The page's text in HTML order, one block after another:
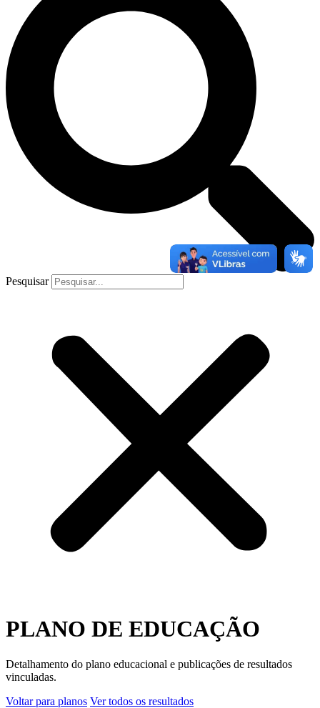
Pesquisar
PLANO DE EDUCAÇÃO
Detalhamento do plano educacional e publicações de resultados
vinculadas.
Voltar para planos Ver todos os resultados